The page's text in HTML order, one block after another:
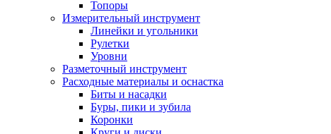
Топоры
Измерительный инструмент
Линейки и угольники
Рулетки
Уровни
Разметочный инструмент
Расходные материалы и оснастка
Биты и насадки
Буры, пики и зубила
Коронки